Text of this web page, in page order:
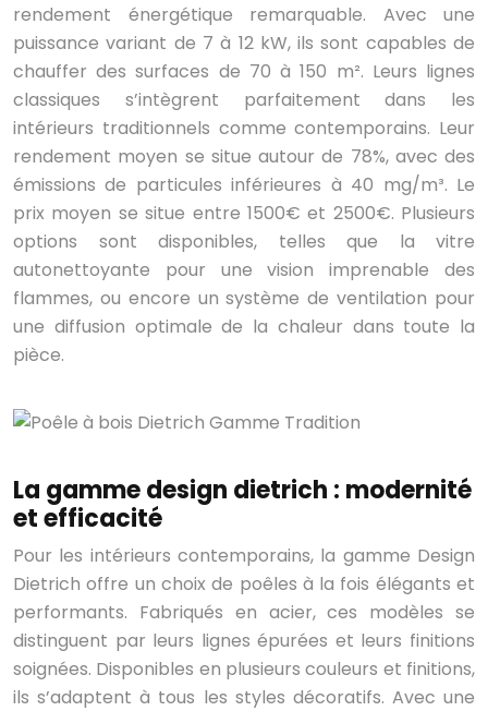
rendement énergétique remarquable. Avec une
puissance variant de 7 à 12 kW, ils sont capables de
chauffer des surfaces de 70 à 150 m². Leurs lignes
classiques s’intègrent parfaitement dans les
intérieurs traditionnels comme contemporains. Leur
rendement moyen se situe autour de 78%, avec des
émissions de particules inférieures à 40 mg/m³. Le
prix moyen se situe entre 1500€ et 2500€. Plusieurs
options sont disponibles, telles que la vitre
autonettoyante pour une vision imprenable des
flammes, ou encore un système de ventilation pour
une diffusion optimale de la chaleur dans toute la
pièce.
La gamme design dietrich : modernité
et efficacité
Pour les intérieurs contemporains, la gamme Design
Dietrich offre un choix de poêles à la fois élégants et
performants. Fabriqués en acier, ces modèles se
distinguent par leurs lignes épurées et leurs finitions
soignées. Disponibles en plusieurs couleurs et finitions,
ils s’adaptent à tous les styles décoratifs. Avec une